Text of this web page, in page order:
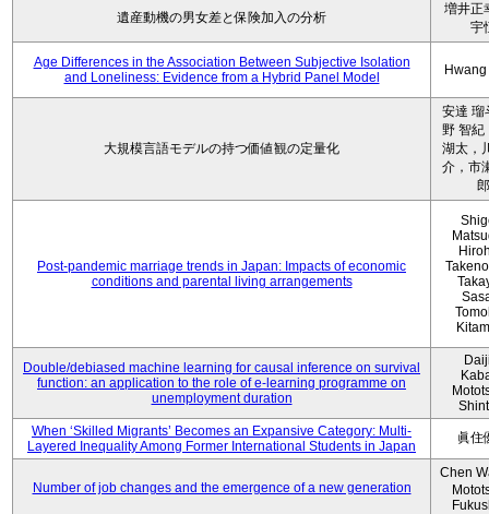
遺産動機の男女差と保険加入の分析
増井正
宇
Age Differences in the Association Between Subjective Isolation
and Loneliness: Evidence from a Hybrid Panel Model
大規模言語モデルの持つ価値観の定量化
安達 瑠
野 智紀
湖太，
介，市
郎
Post-pandemic marriage trends in Japan: Impacts of economic
conditions and parental living arrangements
Double/debiased machine learning for causal inference on survival
function: an application to the role of e-learning programme on
unemployment duration
When ‘Skilled Migrants’ Becomes an Expansive Category: Multi-
Layered Inequality Among Former International Students in Japan
眞住
Number of job changes and the emergence of a new generation
Chen